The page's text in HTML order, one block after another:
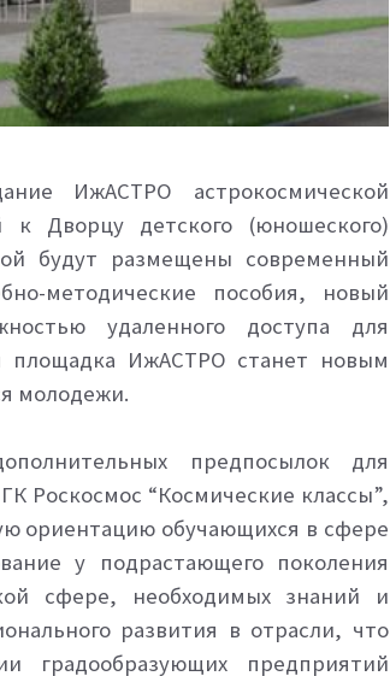
ИжАСТРО астрокосмической
Дворцу детского (юношеского)
будут размещены современный
методические пособия, новый
удаленного доступа для
площадка ИжАСТРО станет новым
молодежи.
предпосылок для
Роскосмос “Космические классы”,
ориентацию обучающихся в сфере
у подрастающего поколения
сфере, необходимых знаний и
развития в отрасли, что
градообразующих предприятий